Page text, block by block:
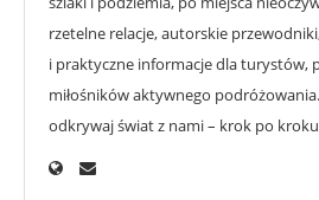
rzetelne relacje, autorskie
i praktyczne informacje dla turystów,
miłośników aktywnego
odkrywaj świat z nami – krok po